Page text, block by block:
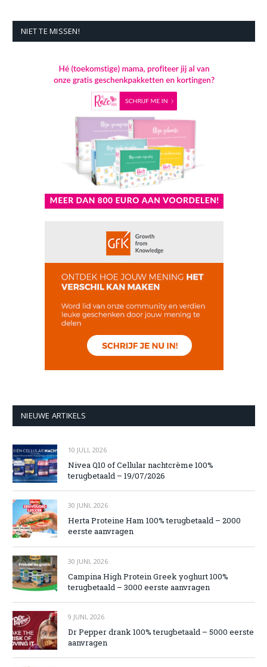
NIET TE MISSEN!
NIEUWE ARTIKELS
10 JULI, 2026
Nivea Q10 of Cellular nachtcrème 100%
terugbetaald – 19/07/2026
30 JUNI, 2026
Herta Proteine Ham 100% terugbetaald – 2000
eerste aanvragen
30 JUNI, 2026
Campina High Protein Greek yoghurt 100%
terugbetaald – 3000 eerste aanvragen
9 JUNI, 2026
Dr Pepper drank 100% terugbetaald – 5000 eerste
aanvragen